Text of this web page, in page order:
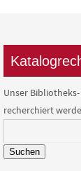
Unser
recherchiert
Suchen